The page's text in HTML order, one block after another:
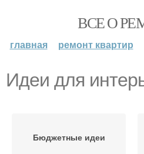
ВСЕ О
главная ремонт квартир
Идеи для
Бюджетные идеи